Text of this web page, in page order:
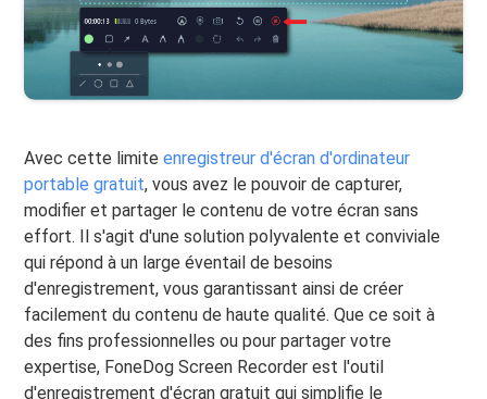
Avec cette limiteenregistreur d'écran d'ordinateur
portable gratuit, vous avez le pouvoir de capturer,
modifier et partager le contenu de votre écran sans
effort. Il s'agit d'une solution polyvalente et conviviale
qui répond à un large éventail de besoins
d'enregistrement, vous garantissant ainsi de créer
facilement du contenu de haute qualité. Que ce soit à
des fins professionnelles ou pour partager votre
expertise, FoneDog Screen Recorder est l'outil
d'enregistrement d'écran gratuit qui simplifie le